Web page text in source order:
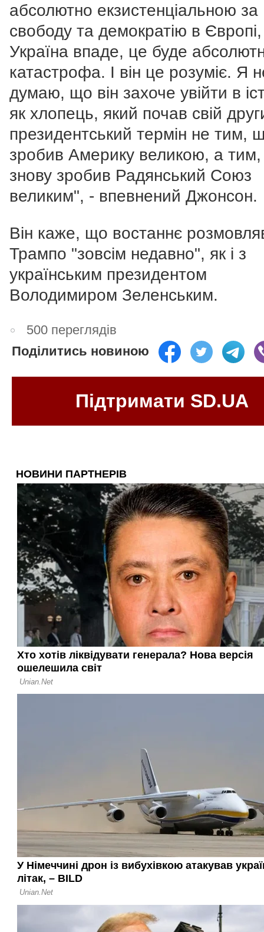
абсолютно екзистенціальною за
свободу та демократію в
Україна впаде, це буде
катастрофа. І він це розуміє. Я
думаю, що він захоче увійти в
як хлопець, який почав свій
президентський термін не тим,
зробив Америку великою, а
знову зробив Радянський Союз
великим", - впевнений Джонсон.
Він каже, що востаннє
Трампо "зовсім недавно", як і з
українським президентом
Володимиром Зеленським.
500 переглядів
Поділитись новиною
Підтримати SD.UA